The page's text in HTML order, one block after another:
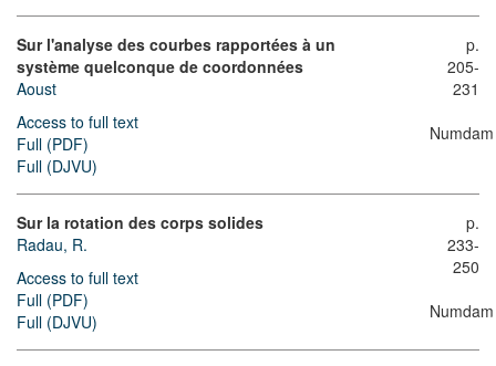
Sur l'analyse des courbes rapportées à un
système quelconque de coordonnées
Aoust
Access to full text
Full (PDF)
Full (DJVU)
p.
205-
231
Numdam
Sur la rotation des corps solides
Radau, R.
Access to full text
Full (PDF)
Full (DJVU)
p.
233-
250
Numdam